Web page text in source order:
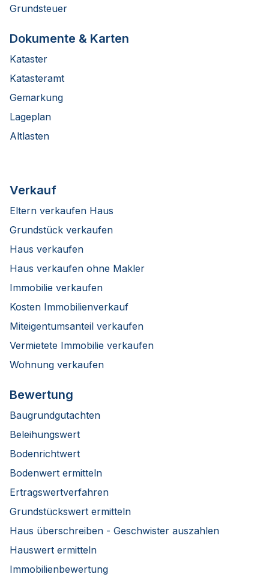
Grundsteuer
Dokumente & Karten
Kataster
Katasteramt
Gemarkung
Lageplan
Altlasten
Verkauf
Eltern verkaufen Haus
Grundstück verkaufen
Haus verkaufen
Haus verkaufen ohne Makler
Immobilie verkaufen
Kosten Immobilienverkauf
Miteigentumsanteil verkaufen
Vermietete Immobilie verkaufen
Wohnung verkaufen
Bewertung
Baugrundgutachten
Beleihungswert
Bodenrichtwert
Bodenwert ermitteln
Ertragswertverfahren
Grundstückswert ermitteln
Haus überschreiben - Geschwister auszahlen
Hauswert ermitteln
Immobilienbewertung